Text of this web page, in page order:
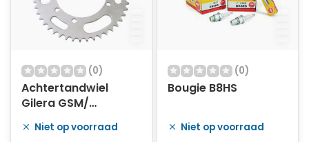
(0)
Achtertandwiel
Gilera GSM/
SUPERMOTARD 44
tands.
Niet op voorraad
(0)
Bougie B8HS
Niet op voorraad